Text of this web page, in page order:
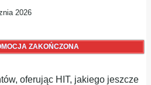
2026
ZAKOŃCZONA
oferując HIT, jakiego jeszcze